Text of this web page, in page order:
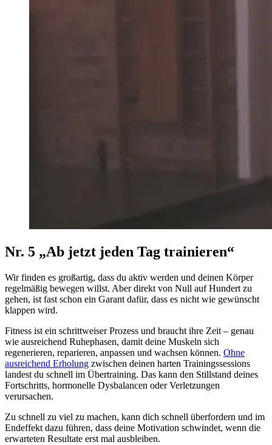
Nr. 5 „Ab jetzt jeden Tag trainieren“
Wir finden es großartig, dass du aktiv werden und deinen Körper
regelmäßig bewegen willst. Aber direkt von Null auf Hundert zu
gehen, ist fast schon ein Garant dafür, dass es nicht wie gewünscht
klappen wird.
Fitness ist ein schrittweiser Prozess und braucht ihre Zeit – genau
wie ausreichend Ruhephasen, damit deine Muskeln sich
regenerieren, reparieren, anpassen und wachsen können. Ohne
ausreichend Erholung zwischen deinen harten Trainingssessions
landest du schnell im Übertraining. Das kann den Stillstand deines
Fortschritts, hormonelle Dysbalancen oder Verletzungen
verursachen.
Zu schnell zu viel zu machen, kann dich schnell überfordern und im
Endeffekt dazu führen, dass deine Motivation schwindet, wenn die
erwarteten Resultate erst mal ausbleiben.